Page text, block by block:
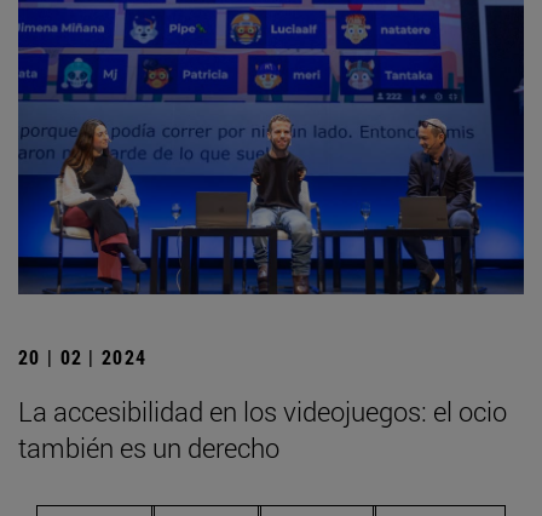
20 | 02 | 2024
La accesibilidad en los videojuegos: el ocio
también es un derecho